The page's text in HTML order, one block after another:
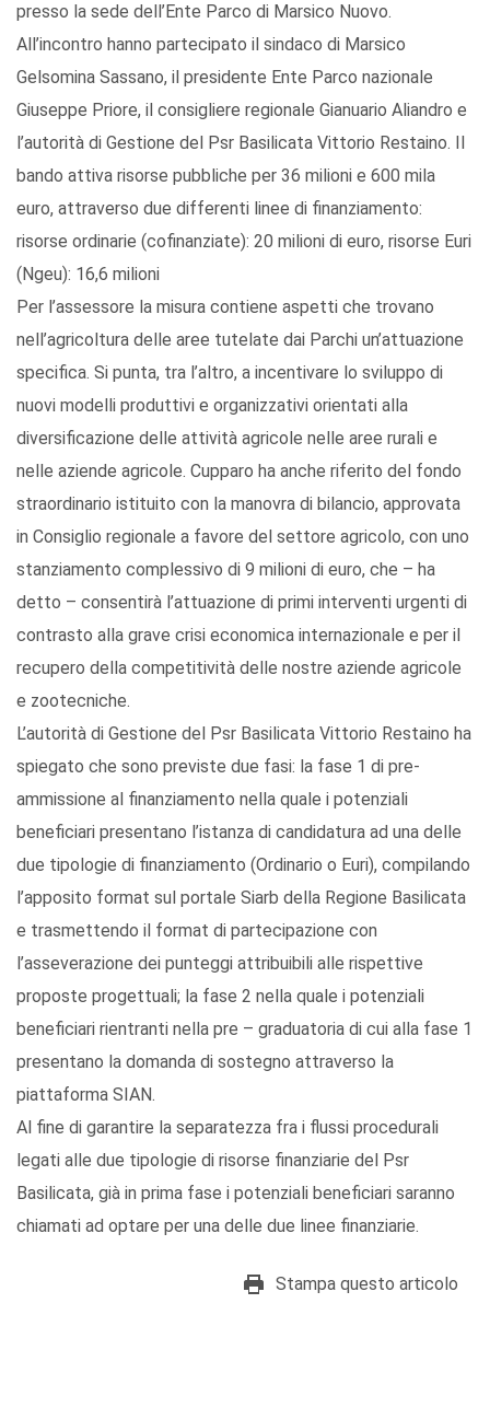
presso la sede dell’Ente Parco di Marsico Nuovo.
All’incontro hanno partecipato il sindaco di Marsico
Gelsomina Sassano, il presidente Ente Parco nazionale
Giuseppe Priore, il consigliere regionale Gianuario Aliandro e
l’autorità di Gestione del Psr Basilicata Vittorio Restaino. Il
bando attiva risorse pubbliche per 36 milioni e 600 mila
euro, attraverso due differenti linee di finanziamento:
risorse ordinarie (cofinanziate): 20 milioni di euro, risorse Euri
(Ngeu): 16,6 milioni
Per l’assessore la misura contiene aspetti che trovano
nell’agricoltura delle aree tutelate dai Parchi un’attuazione
specifica. Si punta, tra l’altro, a incentivare lo sviluppo di
nuovi modelli produttivi e organizzativi orientati alla
diversificazione delle attività agricole nelle aree rurali e
nelle aziende agricole. Cupparo ha anche riferito del fondo
straordinario istituito con la manovra di bilancio, approvata
in Consiglio regionale a favore del settore agricolo, con uno
stanziamento complessivo di 9 milioni di euro, che – ha
detto – consentirà l’attuazione di primi interventi urgenti di
contrasto alla grave crisi economica internazionale e per il
recupero della competitività delle nostre aziende agricole
e zootecniche.
L’autorità di Gestione del Psr Basilicata Vittorio Restaino ha
spiegato che sono previste due fasi: la fase 1 di pre-
ammissione al finanziamento nella quale i potenziali
beneficiari presentano l’istanza di candidatura ad una delle
due tipologie di finanziamento (Ordinario o Euri), compilando
l’apposito format sul portale Siarb della Regione Basilicata
e trasmettendo il format di partecipazione con
l’asseverazione dei punteggi attribuibili alle rispettive
proposte progettuali; la fase 2 nella quale i potenziali
beneficiari rientranti nella pre – graduatoria di cui alla fase 1
presentano la domanda di sostegno attraverso la
piattaforma SIAN.
Al fine di garantire la separatezza fra i flussi procedurali
legati alle due tipologie di risorse finanziarie del Psr
Basilicata, già in prima fase i potenziali beneficiari saranno
chiamati ad optare per una delle due linee finanziarie.
Stampa questo articolo